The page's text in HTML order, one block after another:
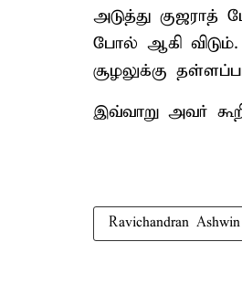
அடுத்து
போல் ஆகி
சூழலுக்கு
இவ்வாறு அவர்
Ravichandran Ashwin